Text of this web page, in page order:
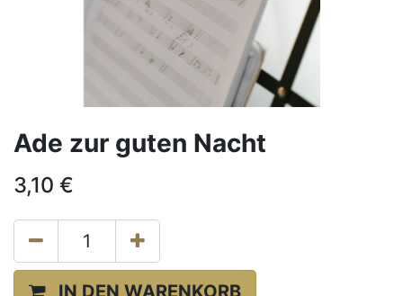
Ade zur guten Nacht
3,10 €
IN DEN WARENKORB